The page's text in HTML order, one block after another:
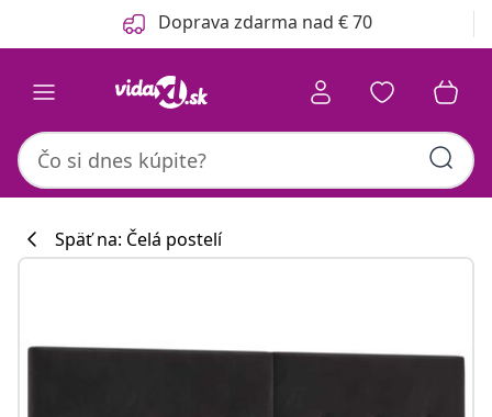
Predchádzajúce Doprava zdarma nad € 70
Späť na: Čelá postelí